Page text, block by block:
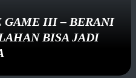
GAME III – BERANI
BISA JADI